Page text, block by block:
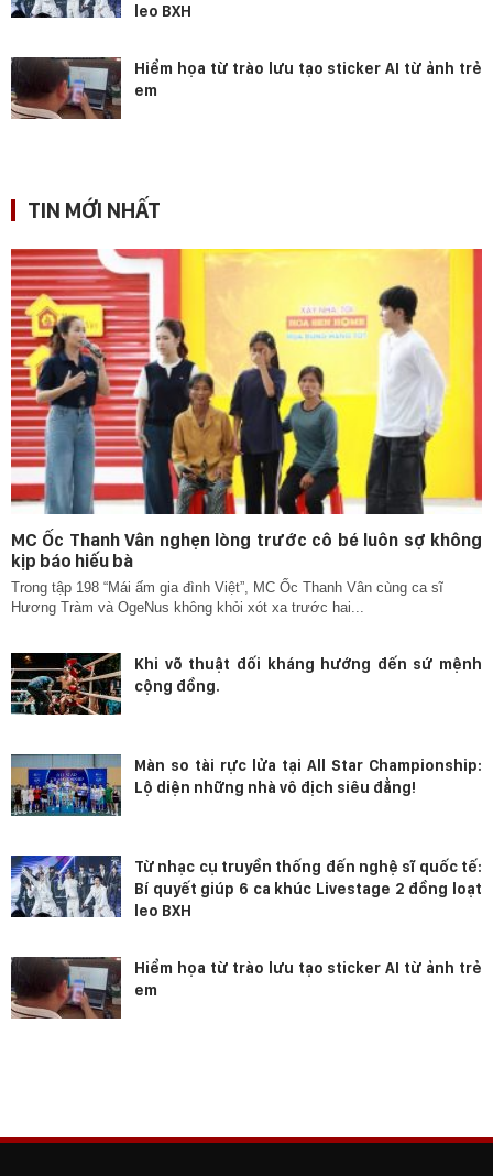
leo BXH
Hiểm họa từ trào lưu tạo sticker AI từ ảnh trẻ
em
TIN MỚI NHẤT
MC Ốc Thanh Vân nghẹn lòng trước cô bé luôn sợ không
kịp báo hiếu bà
Trong tập 198 “Mái ấm gia đình Việt”, MC Ốc Thanh Vân cùng ca sĩ
Hương Tràm và OgeNus không khỏi xót xa trước hai...
Khi võ thuật đối kháng hướng đến sứ mệnh
cộng đồng.
Màn so tài rực lửa tại All Star Championship:
Lộ diện những nhà vô địch siêu đẳng!
Từ nhạc cụ truyền thống đến nghệ sĩ quốc tế:
Bí quyết giúp 6 ca khúc Livestage 2 đồng loạt
leo BXH
Hiểm họa từ trào lưu tạo sticker AI từ ảnh trẻ
em